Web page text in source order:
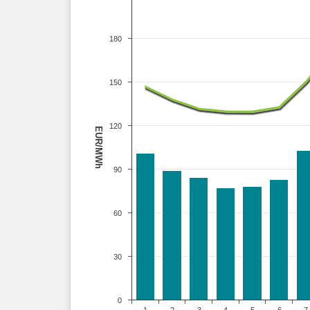
EUR/MWh
0
30
60
90
120
150
180